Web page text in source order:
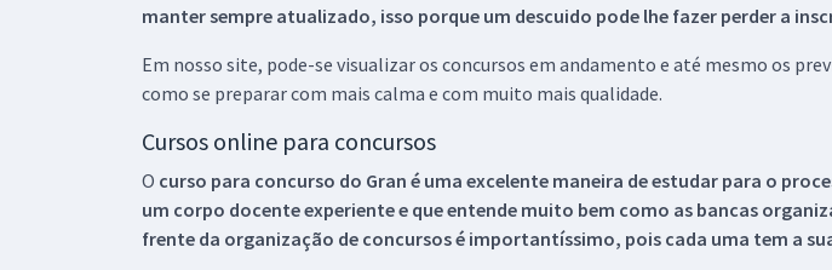
manter sempre atualizado, isso porque um descuido pode lhe fazer perder a
Em nosso site, pode-se visualizar os concursos em andamento e até mesmo os
como se preparar com mais calma e com muito mais qualidade.
Cursos online para concursos
O curso para concurso do Gran é uma excelente maneira de estudar para o
um corpo docente experiente e que entende muito bem como as bancas
frente da organização de concursos é importantíssimo, pois cada uma tem a